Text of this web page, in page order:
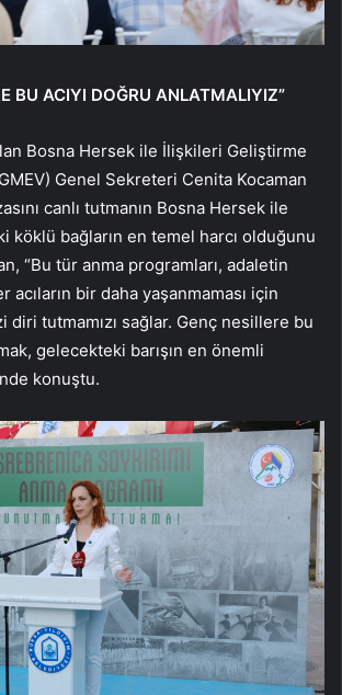
BU ACIYI DOĞRU ANLATMALIYIZ”
Bosna Hersek ile İlişkileri Geliştirme
Genel Sekreteri Cenita Kocaman
canlı tutmanın Bosna Hersek ile
köklü bağların en temel harcı olduğunu
“Bu tür anma programları, adaletin
bir daha yaşanmaması için
tutmamızı sağlar. Genç nesillere bu
gelecekteki barışın en önemli
konuştu.